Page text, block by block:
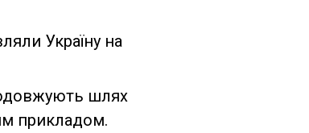
Україну на
шлях
прикладом.